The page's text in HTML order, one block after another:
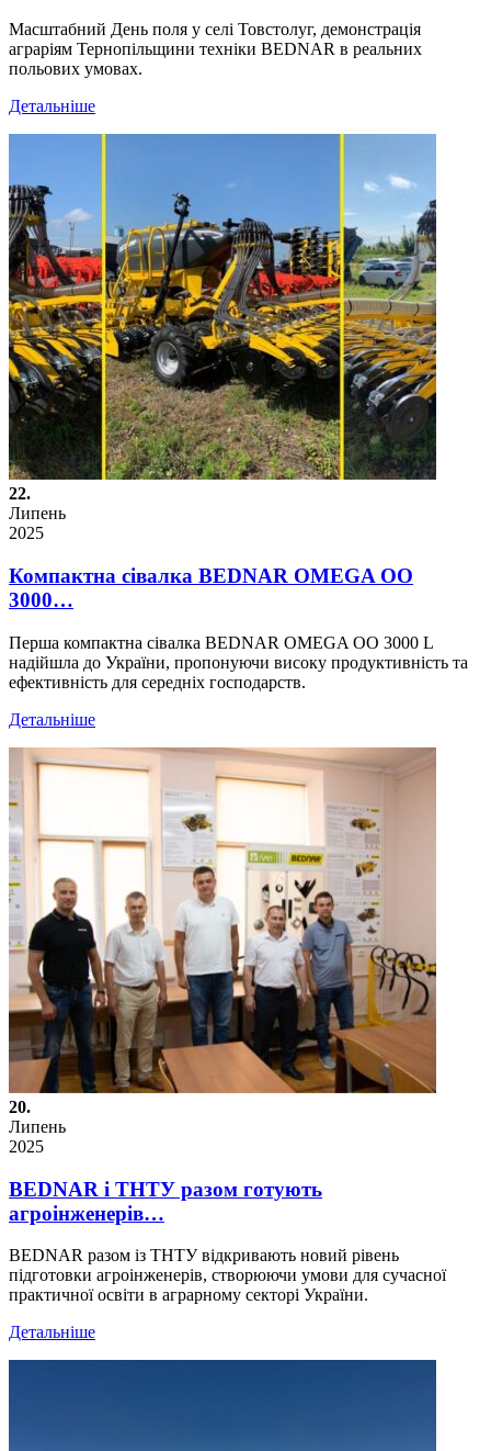
Масштабний День поля у селі Товстолуг, демонстрація
аграріям Тернопільщини техніки BEDNAR в реальних
польових умовах.
Детальніше
22.
Липень
2025
Компактна сівалка BEDNAR OMEGA OO
3000…
Перша компактна сівалка BEDNAR OMEGA OO 3000 L
надійшла до України, пропонуючи високу продуктивність та
ефективність для середніх господарств.
Детальніше
20.
Липень
2025
BEDNAR і ТНТУ разом готують
агроінженерів…
BEDNAR разом із ТНТУ відкривають новий рівень
підготовки агроінженерів, створюючи умови для сучасної
практичної освіти в аграрному секторі України.
Детальніше